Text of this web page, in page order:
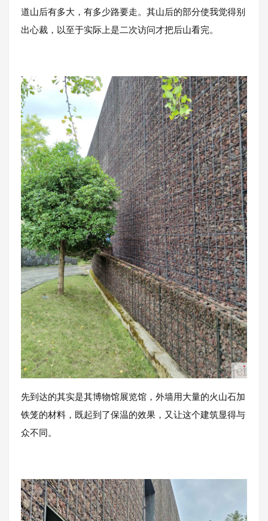
道山后有多大，有多少路要走。其山后的部分使我觉得别
出心裁，以至于实际上是二次访问才把后山看完。
先到达的其实是其博物馆展览馆，外墙用大量的火山石加
铁笼的材料，既起到了保温的效果，又让这个建筑显得与
众不同。